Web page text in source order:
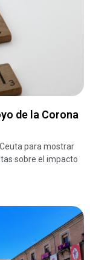
de la Corona
para mostrar
sobre el impacto